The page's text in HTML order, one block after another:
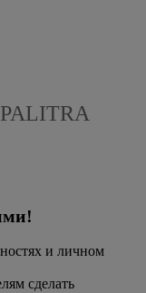
и личном
сделать